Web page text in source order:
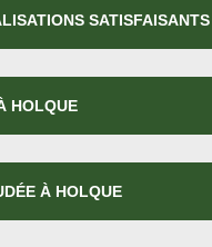
SATISFAISANTS
HOLQUE
À HOLQUE